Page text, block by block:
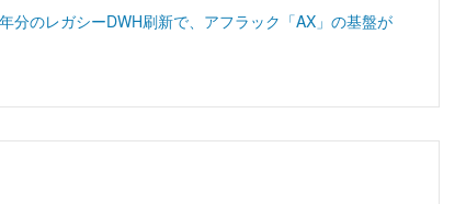
分のレガシーDWH刷新で、アフラック「AX」の基盤が